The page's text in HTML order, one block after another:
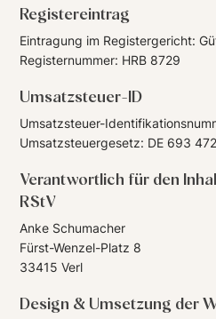
Registereintrag
Eintragung im Registergericht:
Registernummer: HRB 8729
Umsatzsteuer-ID
Umsatzsteuer-
Umsatzsteuergesetz: DE 693
Verantwortlich für den
RStV
Anke Schumacher
Fürst-Wenzel-Platz 8
33415 Verl
Design & Umsetzung der